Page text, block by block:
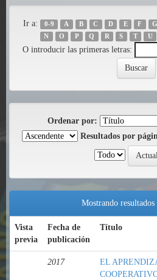
Ir a: 0-9 A B C D E F G
N
O P Q R S T U
O introducir las primeras letras:
Ordenar por:
Resultados por
Mostrando
Vista
previa
Fecha de
publicación
Título
2017
EL